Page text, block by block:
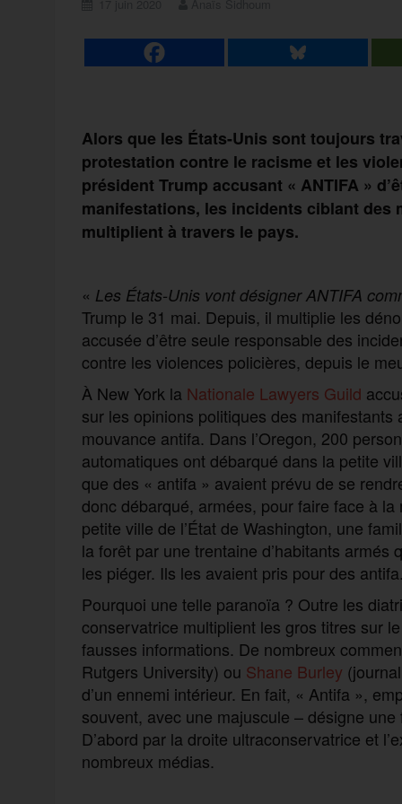
Alors que les États-Unis sont toujours
protestation contre le racisme et les
président Trump accusant « ANTIFA »
manifestations, les incidents ciblant des
multiplient à travers le pays.
« Les États-Unis vont désigner ANTIFA
Trump le 31 mai. Depuis, il multiplie les
accusée d’être seule responsable des
contre les violences policières, depuis le
À New York la Nationale Lawyers Guild
sur les opinions politiques des
mouvance antifa. Dans l’Oregon, 200
automatiques ont débarqué dans la petite
que des « antifa » avaient prévu de se
donc débarqué, armées, pour faire face à
petite ville de l’État de Washington, une
la forêt par une trentaine d’habitants armés
les piéger. Ils les avaient pris pour des antifa.
Pourquoi une telle paranoïa ? Outre les
conservatrice multiplient les gros titres sur
fausses informations. De nombreux
Rutgers University) ou Shane Burley
d’un ennemi intérieur. En fait, « Antifa »,
souvent, avec une majuscule – désigne
D’abord par la droite ultraconservatrice et
nombreux médias.